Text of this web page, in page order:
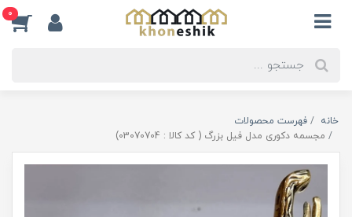
0
خانه
فهرست محصولات
مجسمه دکوری مدل فیل بزرگ ( کد کالا : 03070704)